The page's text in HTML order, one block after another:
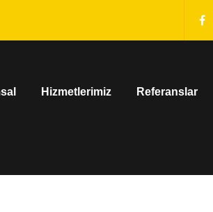
Hizmetlerimiz Referanslar